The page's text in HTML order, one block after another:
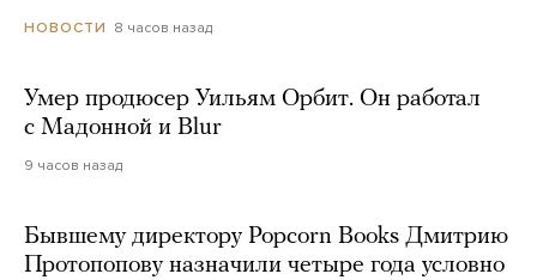
НОВОСТИ 8 часов назад
Умер продюсер Уильям Орбит. Он работал
с Мадонной и Blur
9 часов назад
Бывшему директору Popcorn Books Дмитрию
Протопопову назначили четыре года условно